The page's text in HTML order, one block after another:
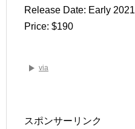
Release Date: Early 2021
Price: $190
via
スポンサーリンク